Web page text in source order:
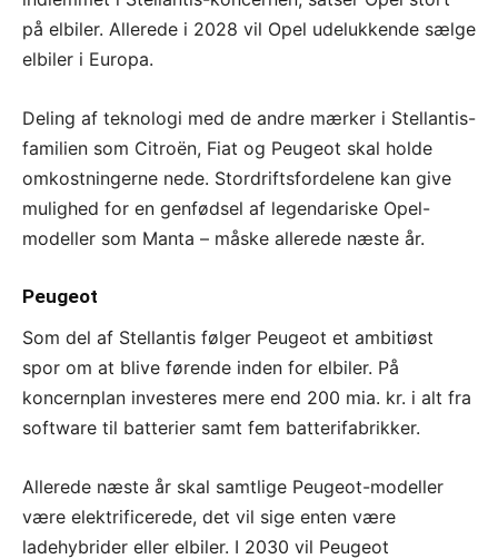
på elbiler. Allerede i 2028 vil Opel udelukkende sælge
elbiler i Europa.
Deling af teknologi med de andre mærker i Stellantis-
familien som Citroën, Fiat og Peugeot skal holde
omkostningerne nede. Stordriftsfordelene kan give
mulighed for en genfødsel af legendariske Opel-
modeller som Manta – måske allerede næste år.
Peugeot
Som del af Stellantis følger Peugeot et ambitiøst
spor om at blive førende inden for elbiler. På
koncernplan investeres mere end 200 mia. kr. i alt fra
software til batterier samt fem batterifabrikker.
Allerede næste år skal samtlige Peugeot-modeller
være elektrificerede, det vil sige enten være
ladehybrider eller elbiler. I 2030 vil Peugeot